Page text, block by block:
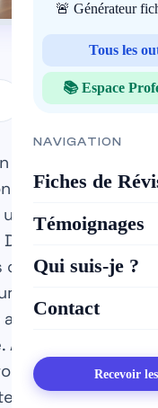
🚨 Générateur
Tous les
📚 Espace
NAVIGATION
Fiches de
Témoignages
Qui suis-je ?
Contact
Recevoir
2026 traverse
majeure, où la
besoin
ce
de se
singulier,
qui
la
implique
de